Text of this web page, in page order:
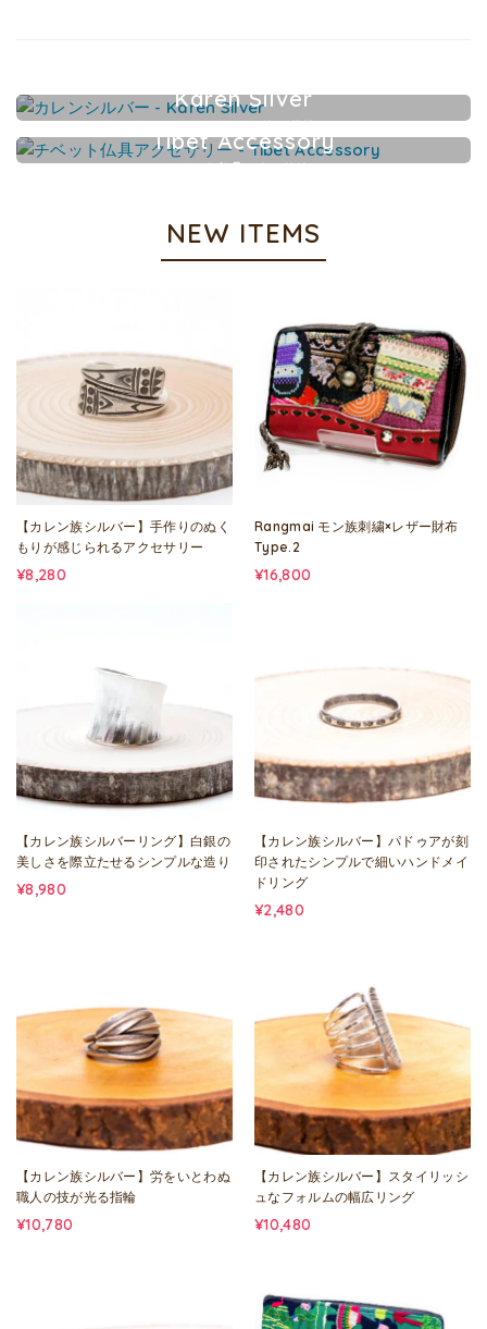
Karen Silver
カレンシルバーアクセサリー
Tibet Accessory
チベット仏具アクセサリー
NEW ITEMS
【カレン族シルバー】手作りのぬく
もりが感じられるアクセサリー
¥8,280
Rangmai モン族刺繍×レザー財布
Type.2
¥16,800
【カレン族シルバーリング】白銀の
美しさを際立たせるシンプルな造り
¥8,980
【カレン族シルバー】パドゥアが刻
印されたシンプルで細いハンドメイ
ドリング
¥2,480
【カレン族シルバー】労をいとわぬ
職人の技が光る指輪
¥10,780
【カレン族シルバー】スタイリッシ
ュなフォルムの幅広リング
¥10,480